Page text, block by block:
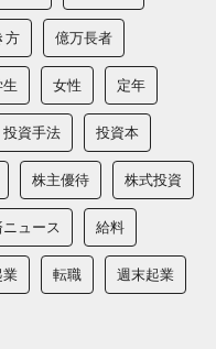
方 億万長者
生 女性 定年
投資手法 投資本
株主優待 株式投資
ニュース 給料
業 転職 週末起業